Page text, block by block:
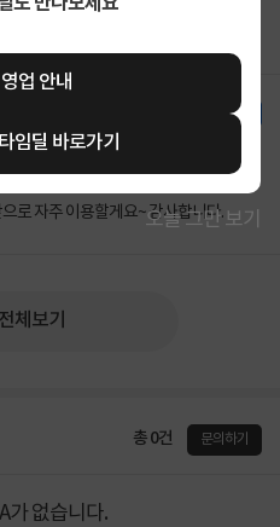
업 안내
임딜 바로가기
오늘 그만 보기
한달 사용기
로 자주 이용할게요~ 감사합니다.
체보기
총 0건 문의하기
가 없습니다.